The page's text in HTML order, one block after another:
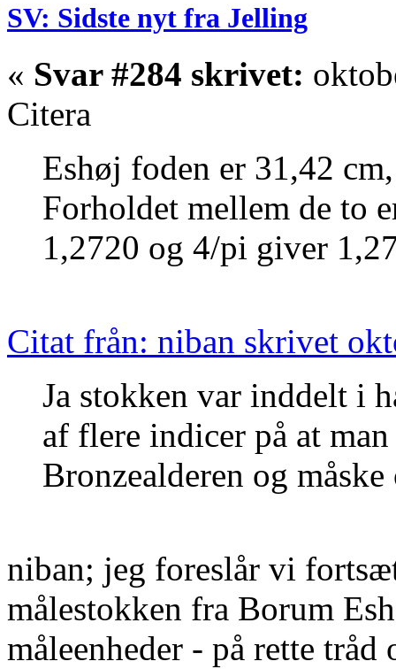
SV: Sidste nyt fra Jelling
« Svar #284 skrivet:
Citera
Eshøj foden er 31,42
Forholdet mellem de to
1,2720 og 4/pi giver
Citat från: niban skrivet
Ja stokken var inddelt i
af flere indicer på at
Bronzealderen og
niban; jeg foreslår vi
målestokken fra Borum
måleenheder - på rette